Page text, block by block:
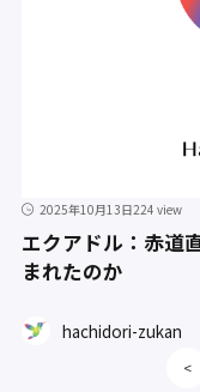
2025年10月13日224 view
エクアドル：赤道
まれたのか
hachidori-zukan
<